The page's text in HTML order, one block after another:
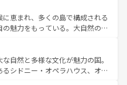
むこともできる。 なお、新
ンツ一覧 を参照してほしい。
、ショッピング、エンターテイ
なスポットだ。一方、アメリカ
グランドキャニオンやイエロー
、音楽と美食が融合した独特の
リカの各地域で異なる魅力を楽
豊かな歴史を感じることができ
恵まれ、多くの島で構成される
魅力をもっている。大自然の神
、定番の観光地といえばオアフ
るならマウイ島やカウアイ島が
ーンに輝く海をはじめ、豊かな
自然と多様な文化が魅力の国。
シドニー・オペラハウス、オー